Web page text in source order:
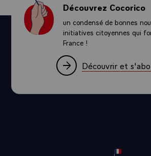
Découvrez Cocorico
un condensé de bonnes
initiatives citoyennes qui
France !
Découvrir et